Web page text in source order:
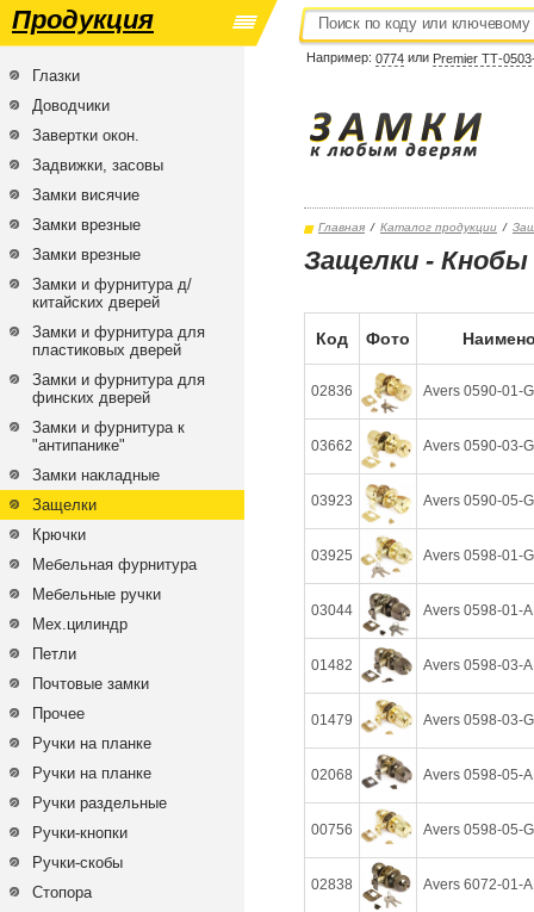
Продукция
Например: 0774 или Premier ТТ-
Глазки
Доводчики
Завертки окон.
Задвижки, засовы
Замки висячие
Замки врезные
Замки врезные
Замки и фурнитура д/
китайских дверей
Замки и фурнитура для
пластиковых дверей
Замки и фурнитура для
финских дверей
Замки и фурнитура к
"антипанике"
Замки накладные
Защелки
Крючки
Мебельная фурнитура
Мебельные ручки
Мех.цилиндр
Петли
Почтовые замки
Прочее
Ручки на планке
Ручки на планке
Ручки раздельные
Ручки-кнопки
Ручки-скобы
Стопора
Главная / Каталог продукции /
Защелки - Кнобы
Код Фото
02836 Avers 0590-01-
03662 Avers 0590-03-
03923 Avers 0590-05-
03925 Avers 0598-01-
03044 Avers 0598-01-
01482 Avers 0598-03-
01479 Avers 0598-03-
02068 Avers 0598-05-
00756 Avers 0598-05-
02838 Avers 6072-01-